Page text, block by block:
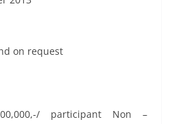
on request
participant Non –